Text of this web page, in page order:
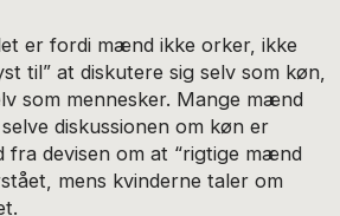
er fordi mænd ikke orker, ikke
til” at diskutere sig selv som køn,
som mennesker. Mange mænd
diskussionen om køn er
fra devisen om at “rigtige mænd
mens kvinderne taler om